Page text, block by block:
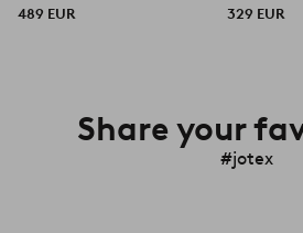
489 EUR
329 EUR
Share your
#jotex